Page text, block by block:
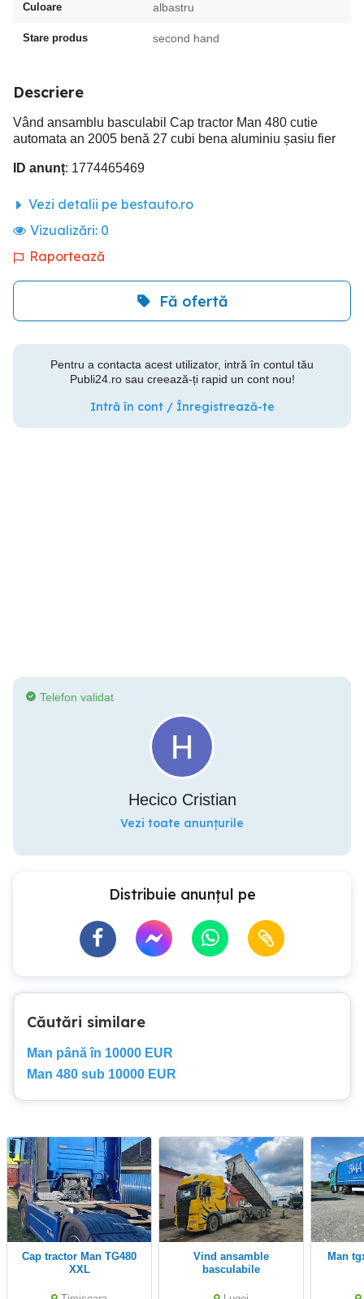
Culoare albastru
Stare produs second hand
Descriere
Vând ansamblu basculabil Cap tractor Man 480 cutie
automata an 2005 benă 27 cubi bena aluminiu șasiu fier
ID anunț: 1774465469
Vezi detalii pe bestauto.ro
Vizualizări: 0
Raportează
Fă ofertă
Pentru a contacta acest utilizator, intră în contul tău
Publi24.ro sau creează-ți rapid un cont nou!
Intră în cont / Înregistrează-te
Telefon validat
Hecico Cristian
Vezi toate anunțurile
Distribuie anunțul pe
Căutări similare
Man până în 10000 EUR
Man 480 sub 10000 EUR
Cap tractor Man TG480
XXL
Vind ansamble
basculabile